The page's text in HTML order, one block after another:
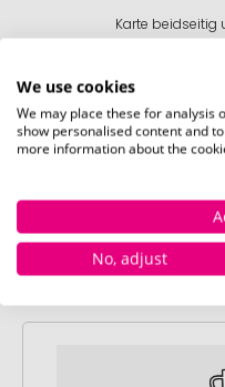
Karte beidseitig
herunterladen.
So einfach
We use cookies
We may place these for analysis
show personalised content and
more information about the
No, adjust